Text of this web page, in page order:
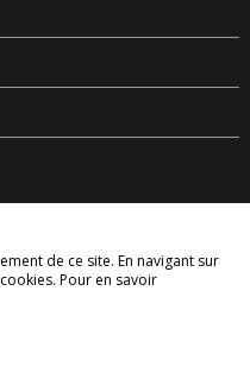
- Tous Droits Réservés
de ce site. En navigant sur
Pour en savoir